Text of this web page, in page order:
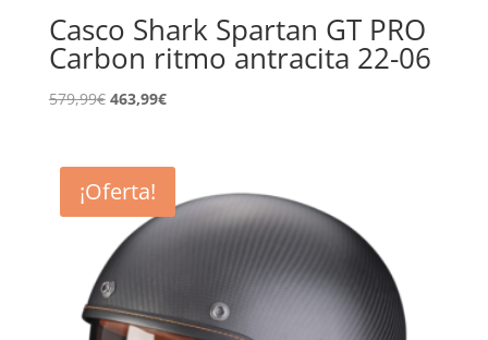
Casco Shark Spartan GT PRO
Carbon ritmo antracita 22-06
579,99€ El
era:
579,99€.
463,99€El
es:
463,99€.
¡Oferta!